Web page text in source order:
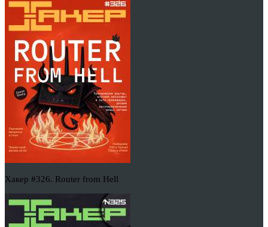
Хакер #326. Router from Hell